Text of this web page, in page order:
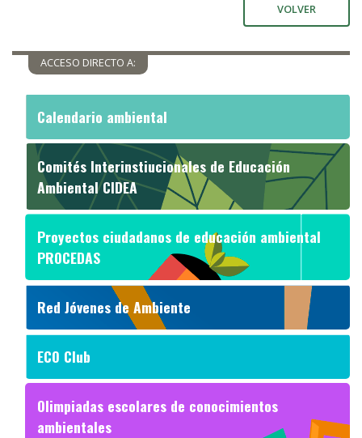
VOLVER
ACCESO DIRECTO A:
Calendario ambiental
Comités Interinstiucionales de Educación
Ambiental CIDEA
Proyectos ciudadanos de educación ambiental
PROCEDAS
Red Jóvenes de Ambiente
ECO Club
Olimpiadas escolares de conocimientos
ambientales